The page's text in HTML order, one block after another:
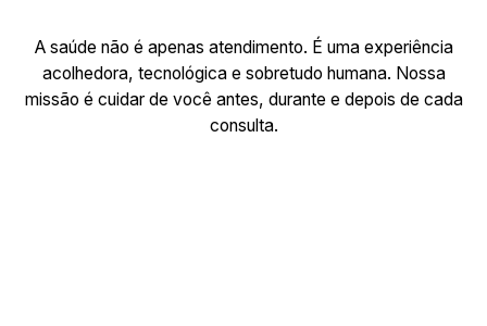
A saúde não é apenas atendimento. É uma experiência
acolhedora, tecnológica e sobretudo humana. Nossa
missão é cuidar de você antes, durante e depois de cada
consulta.